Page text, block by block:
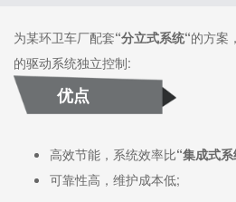
为某环卫车厂配套“分立式系统“的方案
的驱动系统独立控制:
优点
高效节能，系统效率比“集成式系
可靠性高，维护成本低;